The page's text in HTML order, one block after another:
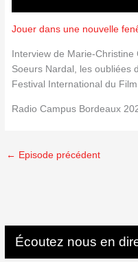
Jouer dans une nouvelle
Interview de Marie-
Soeurs Nardal, les oubliées
Festival International du
Radio Campus Bordeaux
← Episode précédent
Écoutez nous en